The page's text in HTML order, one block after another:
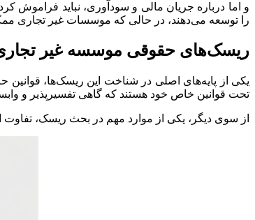
و اما درباره جریان مالی و سودآوری، نباید
را توسعه می‌دهند، در حالی که موسسات غیر تجاری
ریسک‌های حقوقی موسسه غیر
یکی از پایه‌های اصلی در شناخت این ریسک‌ها،
تحت قوانین خاص خود هستند که گاهی تفسیرپذیر و
از سوی دیگر، یکی از موارد مهم در بحث ریسک،